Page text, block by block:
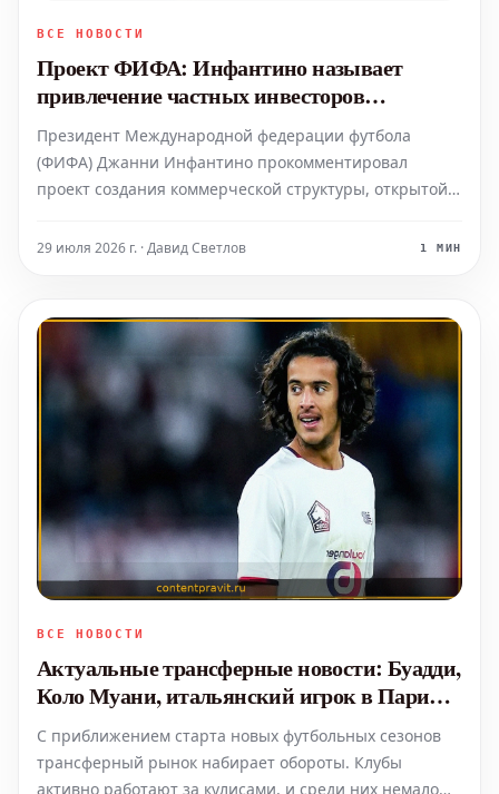
ВСЕ НОВОСТИ
Проект ФИФА: Инфантино называет
привлечение частных инвесторов
"возможностью, но не обязательством"
Президент Международной федерации футбола
(ФИФА) Джанни Инфантино прокомментировал
проект создания коммерческой структуры, открытой
инициатива направлена на увеличение доходов
29 июля 2026 г. · Давид Светлов 1 МИН
ВСЕ НОВОСТИ
Актуальные трансферные новости: Буадди,
Коло Муани, итальянский игрок в Пари
Сен-Жермен и другие слухи дня
С приближением старта новых футбольных сезонов
трансферный рынок набирает обороты. Клубы
активно работают за кулисами, и среди них немало